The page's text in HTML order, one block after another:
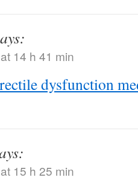
14 h 41 min
dysfunction
15 h 25 min